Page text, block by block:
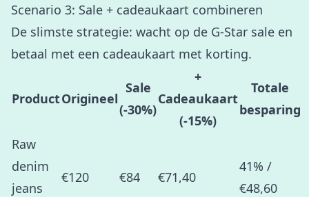
Scenario 3: Sale + cadeaukaart combineren
De slimste strategie: wacht op de G-Star sale en
betaal met een cadeaukaart met korting.
ProductOrigineel
Sale
(-30%)
+
Cadeaukaart
(-15%)
Totale
besparing
Raw
denim
jeans
€120 €84 €71,40
41% /
€48,60